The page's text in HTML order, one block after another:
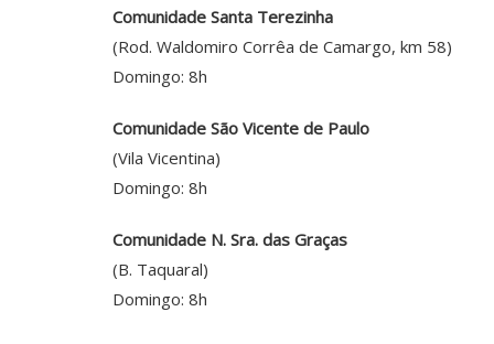
Comunidade Santa Terezinha
(Rod. Waldomiro Corrêa de Camargo, km 58)
Domingo: 8h
Comunidade São Vicente de Paulo
(Vila Vicentina)
Domingo: 8h
Comunidade N. Sra. das Graças
(B. Taquaral)
Domingo: 8h